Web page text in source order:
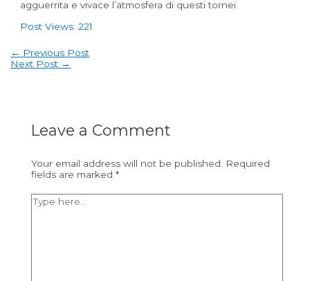
agguerrita e vivace l’atmosfera di questi tornei.
Post Views: 221
Post
navigation
← Previous Post
Next Post →
Leave a Comment
Your email address will not be published.
Required
fields are marked *
Type
here..